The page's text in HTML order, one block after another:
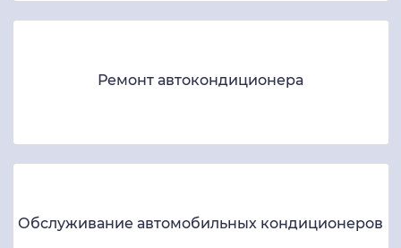
Ремонт автокондиционера
Обслуживание автомобильных кондиционеров